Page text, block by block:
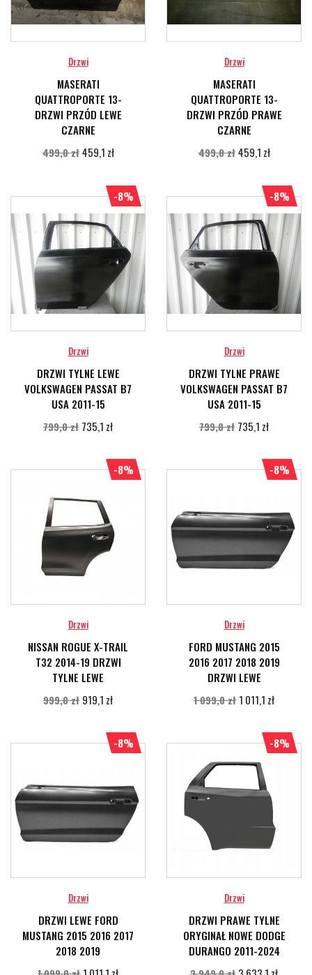
Drzwi
MASERATI
QUATTROPORTE 13-
DRZWI PRZÓD LEWE
CZARNE
499,0 zł 459,1 zł
Drzwi
MASERATI
QUATTROPORTE 13-
DRZWI PRZÓD PRAWE
CZARNE
499,0 zł 459,1 zł
Drzwi
DRZWI TYLNE LEWE
VOLKSWAGEN PASSAT B7
USA 2011-15
799,0 zł 735,1 zł
-8%
Drzwi
DRZWI TYLNE PRAWE
VOLKSWAGEN PASSAT B7
USA 2011-15
799,0 zł 735,1 zł
-8%
Drzwi
NISSAN ROGUE X-TRAIL
T32 2014-19 DRZWI
TYLNE LEWE
999,0 zł 919,1 zł
-8%
Drzwi
FORD MUSTANG 2015
2016 2017 2018 2019
DRZWI LEWE
1 099,0 zł 1 011,1 zł
-8%
Drzwi
DRZWI LEWE FORD
MUSTANG 2015 2016 2017
2018 2019
-8%
Drzwi
DRZWI PRAWE TYLNE
ORYGINAŁ NOWE DODGE
DURANGO 2011-2024
-8%